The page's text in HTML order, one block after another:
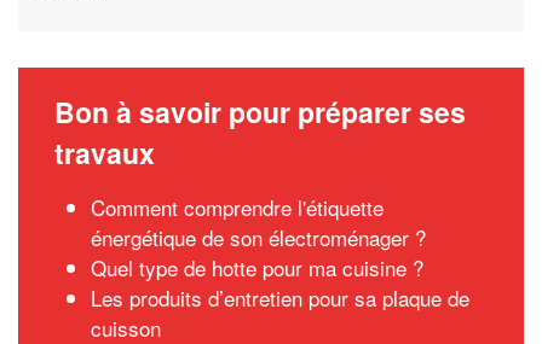
Bon à savoir pour préparer ses
travaux
Comment comprendre l'étiquette
énergétique de son électroménager ?
Quel type de hotte pour ma cuisine ?
Les produits d’entretien pour sa plaque de
cuisson